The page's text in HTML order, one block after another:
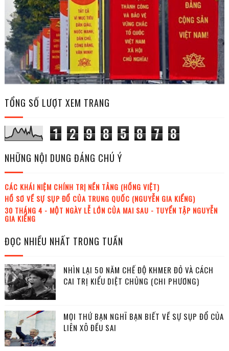
TỔNG SỐ LƯỢT XEM TRANG
1 2 9 8 5 8 7 8
NHỮNG NỘI DUNG ĐÁNG CHÚ Ý
CÁC KHÁI NIỆM CHÍNH TRỊ NỀN TẢNG (HỒNG VIỆT)
HỒ SƠ VỀ SỰ SỤP ĐỔ CỦA TRUNG QUỐC (NGUYỄN GIA KIỂNG)
30 THÁNG 4 - MỘT NGÀY LỄ LỚN CỦA MAI SAU - TUYỂN TẬP NGUYỄN
GIA KIỂNG
ĐỌC NHIỀU NHẤT TRONG TUẦN
NHÌN LẠI 50 NĂM CHẾ ĐỘ KHMER ĐỎ VÀ CÁCH
CAI TRỊ KIỂU DIỆT CHỦNG (CHI PHƯƠNG)
MỌI THỨ BẠN NGHĨ BẠN BIẾT VỀ SỰ SỤP ĐỔ CỦA
LIÊN XÔ ĐỀU SAI